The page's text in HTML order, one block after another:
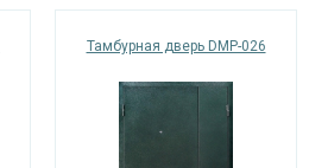
Тамбурная дверь DMP-026